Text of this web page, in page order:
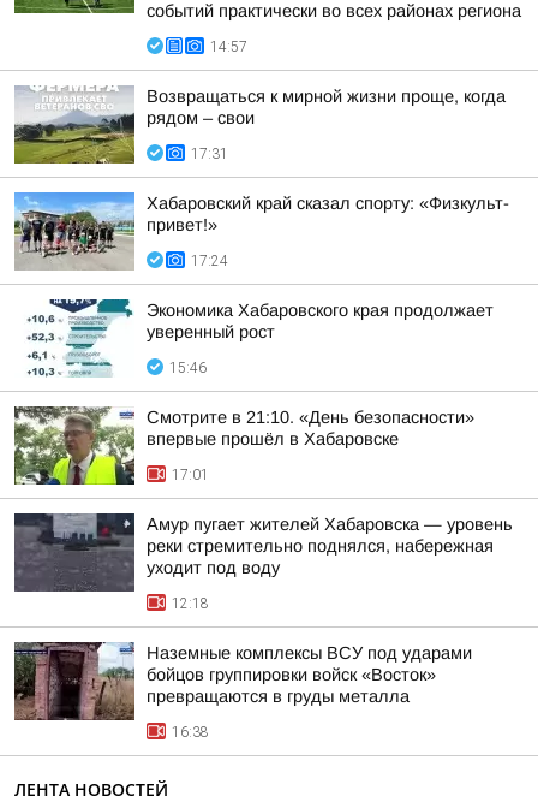
событий практически во всех районах региона
14:57
Возвращаться к мирной жизни проще, когда
рядом – свои
17:31
Хабаровский край сказал спорту: «Физкульт-
привет!»
17:24
Экономика Хабаровского края продолжает
уверенный рост
15:46
Смотрите в 21:10. «День безопасности»
впервые прошёл в Хабаровске
17:01
Амур пугает жителей Хабаровска — уровень
реки стремительно поднялся, набережная
уходит под воду
12:18
Наземные комплексы ВСУ под ударами
бойцов группировки войск «Восток»
превращаются в груды металла
16:38
ЛЕНТА НОВОСТЕЙ